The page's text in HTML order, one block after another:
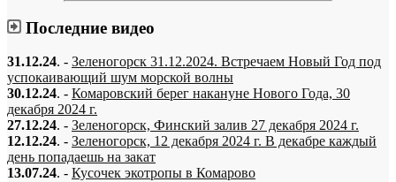
Последние видео
31.12.24. - Зеленогорск 31.12.2024. Встречаем Новый Год под
успокаивающий шум морской волны
30.12.24. - Комаровский берег накануне Нового Года, 30
декабря 2024 г.
27.12.24. - Зеленогорск, Финский залив 27 декабря 2024 г.
12.12.24. - Зеленогорск, 12 декабря 2024 г. В декабре каждый
день попадаешь на закат
13.07.24. - Кусочек экотропы в Комарово